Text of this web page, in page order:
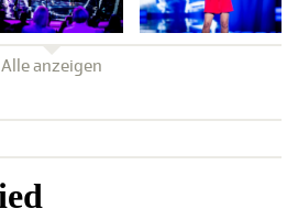
Alle anzeigen